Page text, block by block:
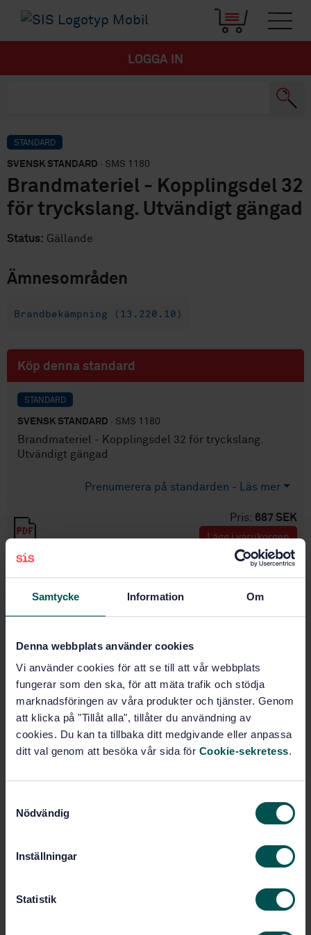
Samtycke Information Om
Denna webbplats använder cookies
Vi använder cookies för att se till att vår webbplats
fungerar som den ska, för att mäta trafik och stödja
marknadsföringen av våra produkter och tjänster. Genom
att klicka på "Tillåt alla", tillåter du användning av
cookies. Du kan ta tillbaka ditt medgivande eller anpassa
ditt val genom att besöka vår sida för Cookie-sekretess.
Nödvändig
Inställningar
Statistik
LOGGA IN
STANDARD
SVENSK STANDARD · SMS 1180
Brandmateriel - Kopplingsdel 32
för tryckslang. Utvändigt gängad
Status: Gällande
Ämnesområden
Brandbekämpning (13.220.10)
Köp denna standard
STANDARD
SVENSK STANDARD · SMS 1180
Brandmateriel - Kopplingsdel 32 för tryckslang.
Utvändigt gängad
Prenumerera på standarden - Läs mer
Pris: 687 SEK
PDF
Lägg i varukorgen
Språk: Svenska
Framtagen av:
Släckredskap samt utrustning
för räddningstjänsten, SIS/TK 631
Internationell titel:Fire fighting equipment.
Coupling part 32 for pressure hose.
Externally threaded
Fastställd:
STANDARDER